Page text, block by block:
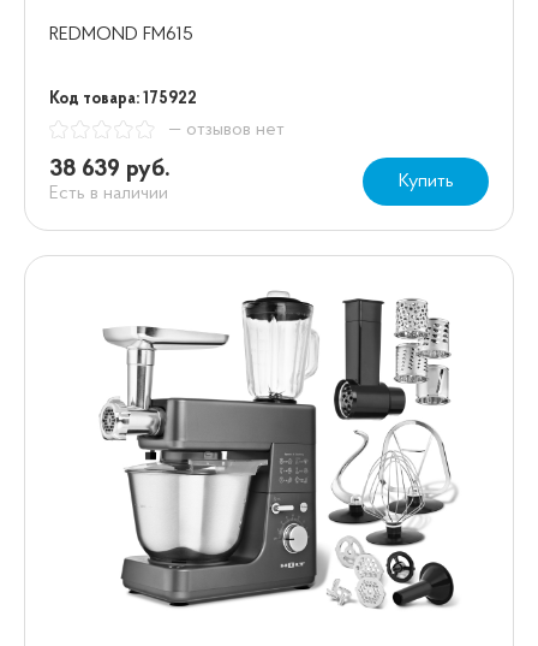
REDMOND FM615
Код товара: 175922
— отзывов нет
38 639 руб.
Есть в наличии
Купить